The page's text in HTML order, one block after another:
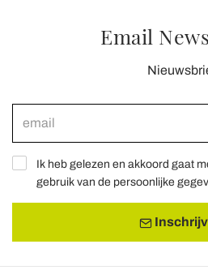
Email
Ik heb gelezen en akkoord gaat
gebruik van de persoonlijke